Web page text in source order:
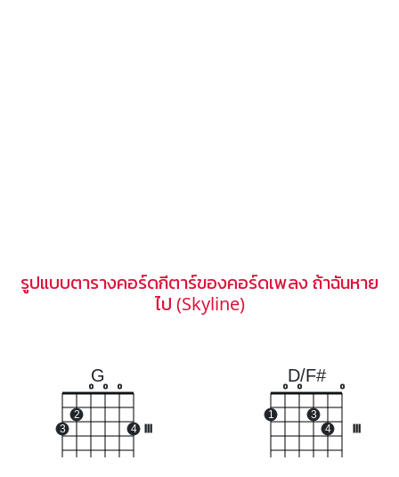
รูปแบบตารางคอร์ดกีตาร์ของคอร์ดเพลง ถ้าฉันหาย
ไป (Skyline)
G
3
2
o o o
4
D/F#
1
o o
3
4
o